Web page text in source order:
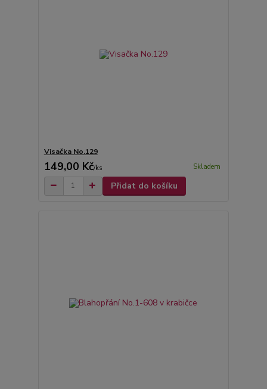
Visačka No.129
149,00 Kč/ks Skladem
Přidat do košíku